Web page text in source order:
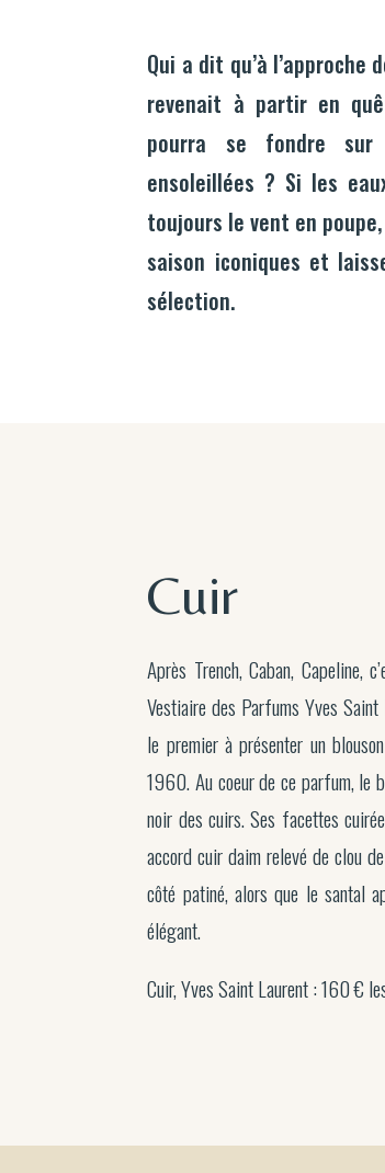
Qui a dit qu’à l’approche
revenait à partir en
pourra se fondre
ensoleillées ? Si les
toujours le vent en
saison iconiques et
sélection.
Cuir
Après Trench, Caban, Capeline,
Vestiaire des Parfums Yves
le premier à présenter un
1960. Au coeur de ce parfum, le
noir des cuirs. Ses facettes
accord cuir daim relevé de clou
côté patiné, alors que le santal
élégant.
Cuir, Yves Saint Laurent : 160 €